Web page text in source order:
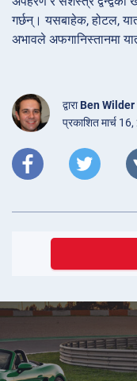
गर्छन्। यसबाहेक, होटल,
अभावले अफगानिस्तानमा
द्वाराBen Wilder
प्रकाशित मार्च